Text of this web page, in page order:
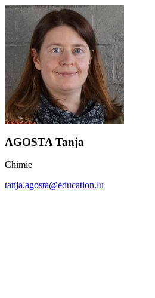
AGOSTA Tanja
Chimie
tanja.agosta@education.lu